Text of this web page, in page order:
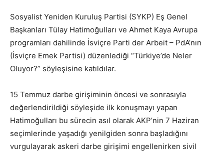
Sosyalist Yeniden Kuruluş Partisi (SYKP) Eş Genel
Başkanları Tülay Hatimoğulları ve Ahmet Kaya Avrupa
programları dahilinde İsviçre Parti der Arbeit – PdA’nın
(İsviçre Emek Partisi) düzenlediği “Türkiye’de Neler
Oluyor?” söyleşisine katıldılar.
15 Temmuz darbe girişiminin öncesi ve sonrasıyla
değerlendirildiği söyleşide ilk konuşmayı yapan
Hatimoğulları bu sürecin asıl olarak AKP’nin 7 Haziran
seçimlerinde yaşadığı yenilgiden sonra başladığını
vurgulayarak askeri darbe girişimi engellenirken sivil